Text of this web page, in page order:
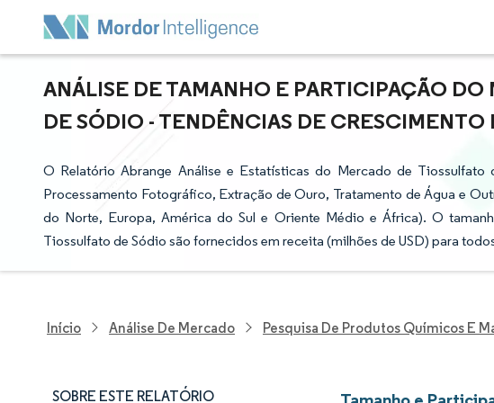
ANÁLISE DE TAMANHO E PARTICIPAÇÃO
DE SÓDIO - TENDÊNCIAS DE CRESCIMENTO
O Relatório Abrange Análise e Estatísticas do Mercado de
Processamento Fotográfico, Extração de Ouro, Tratamento de Água e
do Norte, Europa, América do Sul e Oriente Médio e África). O
Tiossulfato de Sódio são fornecidos em receita (milhões de USD) para
Início Análise De Mercado Pesquisa De Produtos Químicos E
SOBRE ESTE RELATÓRIO